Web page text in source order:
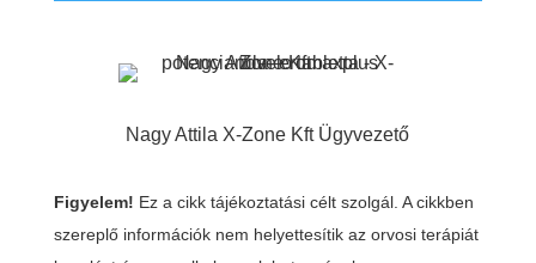
Nagy Attila X-Zone Kft Ügyvezető
Figyelem! Ez a cikk tájékoztatási célt szolgál. A cikkben
szereplő információk nem helyettesítik az orvosi terápiát